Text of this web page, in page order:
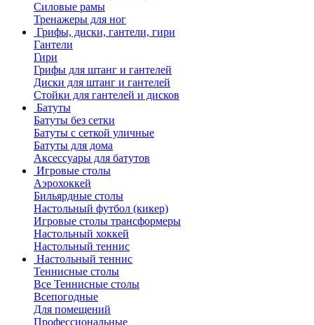
Силовые рамы
Тренажеры для ног
Грифы, диски, гантели, гири
Гантели
Гири
Грифы для штанг и гантелей
Диски для штанг и гантелей
Стойки для гантелей и дисков
Батуты
Батуты без сетки
Батуты с сеткой уличные
Батуты для дома
Аксессуары для батутов
Игровые столы
Аэрохоккей
Бильярдные столы
Настольный футбол (кикер)
Игровые столы трансформеры
Настольный хоккей
Настольный теннис
Настольный теннис
Теннисные столы
Все Теннисные столы
Всепогодные
Для помещений
Профессиональные